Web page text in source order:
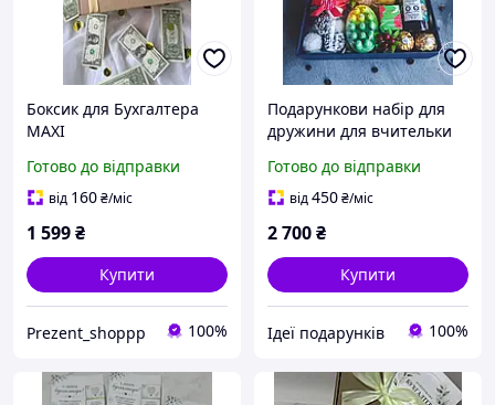
Боксик для Бухгалтера
МАХІ
Готово до відправки
від 160₴/міс
1 599₴
Купити
Prezent_shoppp 100%
Подарункови набір для
дружини для вчительки
коханої дівчини для
подруги для сестри
Готово до відправки
від450₴/міс
2 700₴
Купити
Ідеї подарунків 100%